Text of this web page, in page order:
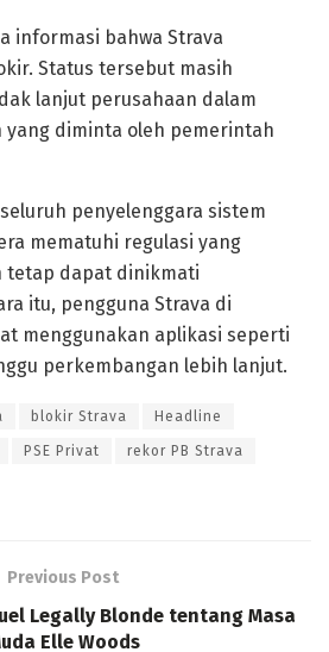
informasi bahwa Strava
Status tersebut masih
lanjut perusahaan dalam
yang diminta oleh pemerintah
penyelenggara sistem
mematuhi regulasi yang
tetap dapat dinikmati
itu, pengguna Strava di
menggunakan aplikasi seperti
perkembangan lebih lanjut.
blokir Strava Headline
PSE Privat rekor PB Strava
Previous Post
Legally Blonde tentang Masa
Elle Woods